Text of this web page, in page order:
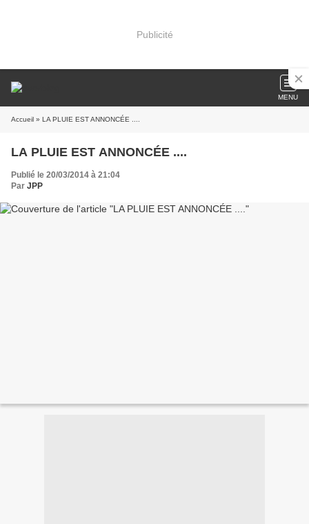
Publicité
MENU
Accueil » LA PLUIE EST ANNONCÉE ....
LA PLUIE EST ANNONCÉE ....
Publié le 20/03/2014 à 21:04
Par JPP